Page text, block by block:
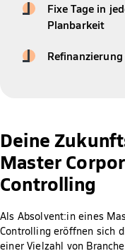
Fixe Tage in
Planbarkeit
Deine
Master
Controlling
Als Absolvent:in eines
Controlling eröffnen sich
einer Vielzahl von